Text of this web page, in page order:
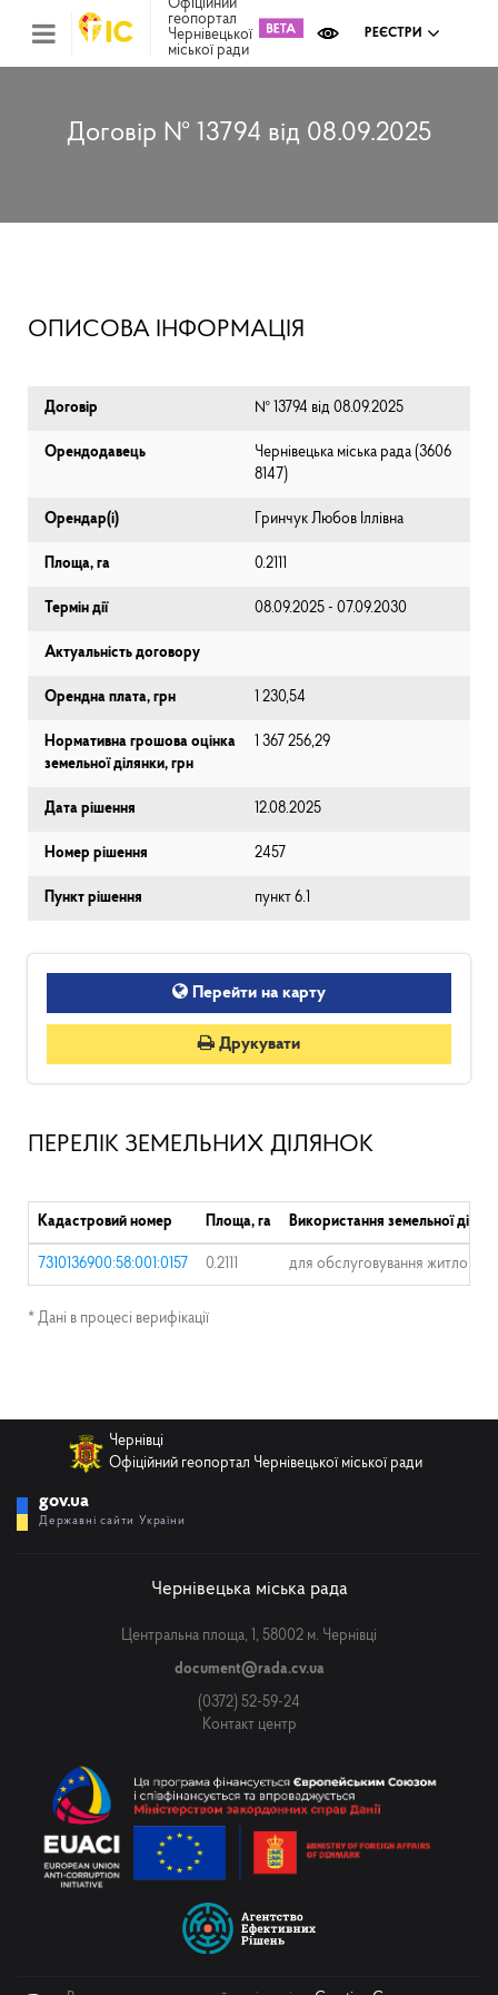
Офіційний
геопортал
Чернівецької
міської ради
РЕЄСТРИ
Договір № 13794 від 08.09.2025
ОПИСОВА ІНФОРМАЦІЯ
Договір № 13794 від 08.09.2025
Орендодавець
Чернівецька міська рада (⁨3606
8147⁩)
Орендар(і) Гринчук Любов Іллівна
Площа, га 0.2111
Термін дії 08.09.2025 - 07.09.2030
Актуальність договору
Орендна плата, грн 1 230,54
Нормативна грошова оцінка
земельної ділянки, грн
1 367 256,29
Дата рішення 12.08.2025
Номер рішення 2457
Пункт рішення пункт 6.1
Перейти на карту
Друкувати
ПЕРЕЛІК ЗЕМЕЛЬНИХ ДІЛЯНОК
Кадастровий номер Площа, га Використання земельної
7310136900:58:001:0157 0.2111 для обслуговування
* Дані в процесі верифікації
Чернівці
Офіційний геопортал Чернівецької міської ради
gov.ua
Державні сайти України
Чернівецька міська рада
Центральна площа, 1, 58002 м. Чернівці
document@rada.cv.ua
(0372) 52-59-24
Контакт центр